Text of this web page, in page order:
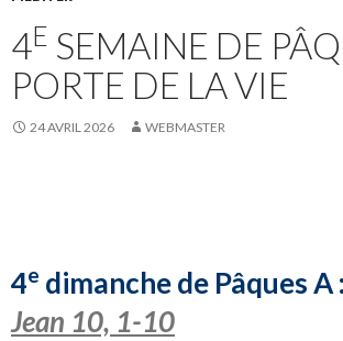
4E SEMAINE DE
PORTE DE LA VIE
24 AVRIL 2026 WEBMASTER
4e dimanche de Pâques A :
Jean 10, 1-10